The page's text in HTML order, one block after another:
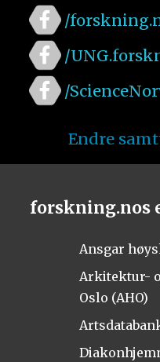
/
/
/
Endre
forskning.nos
Ansgar
Arkitektur-
Oslo (AHO)